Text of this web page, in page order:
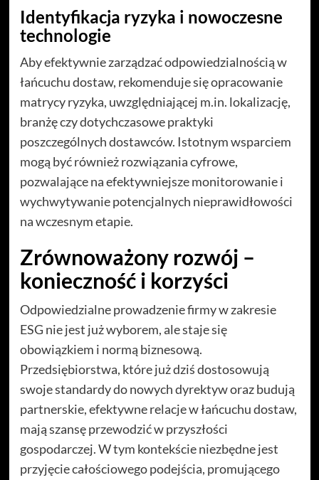
Identyfikacja ryzyka i nowoczesne
technologie
Aby efektywnie zarządzać odpowiedzialnością w
łańcuchu dostaw, rekomenduje się opracowanie
matrycy ryzyka, uwzględniającej m.in. lokalizację,
branżę czy dotychczasowe praktyki
poszczególnych dostawców. Istotnym wsparciem
mogą być również rozwiązania cyfrowe,
pozwalające na efektywniejsze monitorowanie i
wychwytywanie potencjalnych nieprawidłowości
na wczesnym etapie.
Zrównoważony rozwój –
konieczność i korzyści
Odpowiedzialne prowadzenie firmy w zakresie
ESG nie jest już wyborem, ale staje się
obowiązkiem i normą biznesową.
Przedsiębiorstwa, które już dziś dostosowują
swoje standardy do nowych dyrektyw oraz budują
partnerskie, efektywne relacje w łańcuchu dostaw,
mają szansę przewodzić w przyszłości
gospodarczej. W tym kontekście niezbędne jest
przyjęcie całościowego podejścia, promującego